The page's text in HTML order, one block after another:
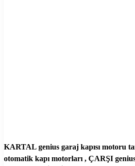
KARTAL genius garaj kapısı motoru
otomatik kapı motorları , ÇARŞI